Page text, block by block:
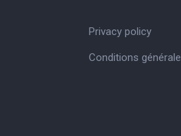
Privacy policy
Conditions